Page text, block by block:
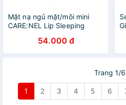
Mặt nạ ngủ mặt/môi mini
CARE:NEL Lip Sleeping
54.000 đ
Trang 1/
1 2 3 4 5 6